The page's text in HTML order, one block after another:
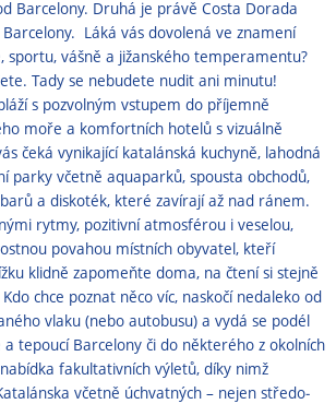
Barcelony. Druhá je právě Costa Dorada
Láká vás dovolená ve znamení
sportu, vášně a jižan­ského temperamentu?
Tady se nebudete nudit ani minutu!
s pozvolným vstupem do příjemně
moře a kom­fortních hotelů s vizuálně
čeká vynikající katalán­ská kuchyně, lahodná
parky včetně aquaparků, spousta obchodů,
a diskoték, které zavírají až nad ránem.
rytmy, pozitivní atmosférou i veselou,
povahou místních obyvatel, kteří
klidně zapomeňte doma, na čtení si stejně
chce poznat něco víc, nasko­čí nedaleko od
vlaku (nebo autobusu) a vydá se podél
tepoucí Barcelony či do někte­rého z okolních
fakultativních výletů, díky nimž
včetně úchvatných – nejen středo­